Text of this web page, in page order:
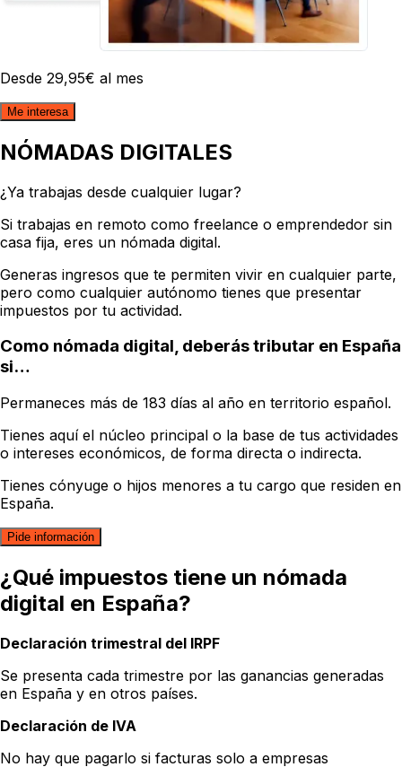
Desde 29,95€ al mes
Me interesa
NÓMADAS DIGITALES
¿Ya trabajas desde cualquier lugar?
Si trabajas en remoto como freelance o emprendedor sin
casa fija, eres un nómada digital.
Generas ingresos que te permiten vivir en cualquier parte,
pero como cualquier autónomo tienes que presentar
impuestos por tu actividad.
Como nómada digital, deberás tributar en España
si…
Permaneces más de 183 días al año en territorio español.
Tienes aquí el núcleo principal o la base de tus actividades
o intereses económicos, de forma directa o indirecta.
Tienes cónyuge o hijos menores a tu cargo que residen en
España.
Pide información
¿Qué impuestos tiene un nómada
digital en España?
Declaración trimestral del IRPF
Se presenta cada trimestre por las ganancias generadas
en España y en otros países.
Declaración de IVA
No hay que pagarlo si facturas solo a empresas